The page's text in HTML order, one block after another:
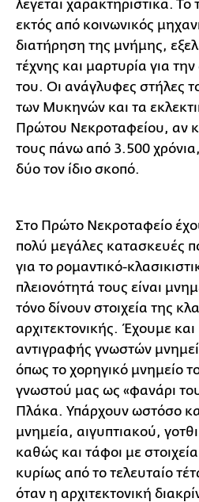
λέγεται χαρακτηριστικά. Το
εκτός από κοινωνικός
διατήρηση της μνήμης,
τέχνης και μαρτυρία για
του. Οι ανάγλυφες στήλες
των Μυκηνών και τα
Πρώτου Νεκροταφείου, αν
τους πάνω από 3.500
δύο τον ίδιο σκοπό.
Στο Πρώτο Νεκροταφείο
πολύ μεγάλες κατασκευές
για το ρομαντικό-
πλειονότητά τους είναι
τόνο δίνουν στοιχεία της
αρχιτεκτονικής. Έχουμε και
αντιγραφής γνωστών
όπως το χορηγικό μνημείο
γνωστού μας ως «φανάρι
Πλάκα. Υπάρχουν ωστόσο
μνημεία, αιγυπτιακού,
καθώς και τάφοι με
κυρίως από το τελευταίο
όταν η αρχιτεκτονική